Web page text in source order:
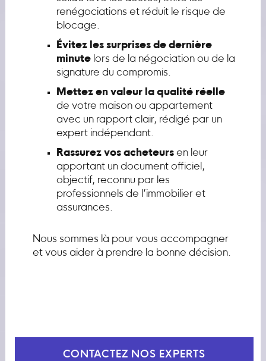
renégociations et réduit le risque de
blocage.
Évitez les surprises de dernière
minutelors de la négociation ou de la
signature du compromis.
Mettez en valeur la qualité réelle
de votre maison ou appartement
avec un rapport clair, rédigé par un
expert indépendant.
Rassurez vos acheteursen leur
apportant un document officiel,
objectif, reconnu par les
professionnels de l’immobilier et
assurances.
Nous sommes là pour vous accompagner
et vous aider à prendre la bonne décision.
CONTACTEZ NOS EXPERTS